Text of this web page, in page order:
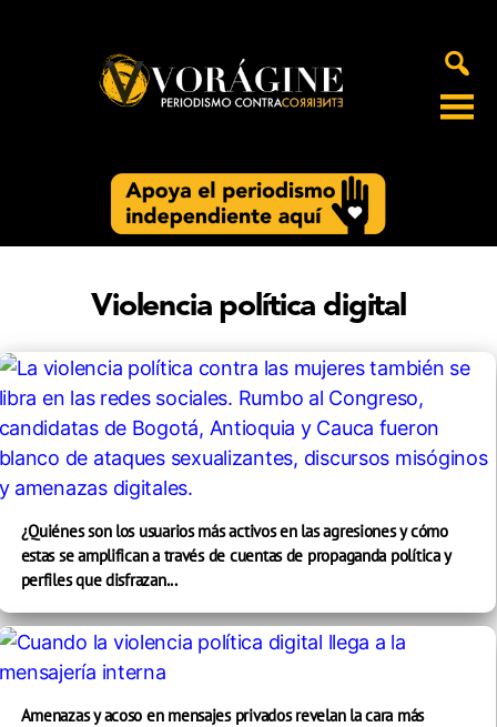
Violencia política digital
¿Quiénes son los usuarios más activos en las agresiones y cómo
estas se amplifican a través de cuentas de propaganda política y
perfiles que disfrazan...
Amenazas y acoso en mensajes privados revelan la cara más